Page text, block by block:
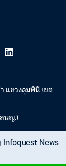
แขวงลุมพินี เขต
นญ.)
Infoquest News